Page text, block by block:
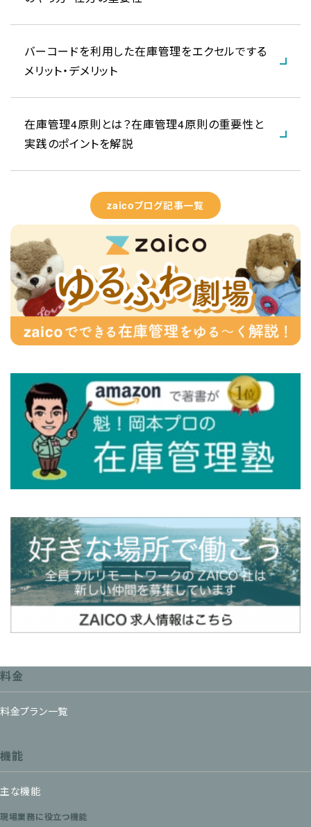
バーコードを利用した在庫管理をエクセルでする
メリット・デメリット
在庫管理4原則とは？在庫管理4原則の重要性と
実践のポイントを解説
zaicoブログ記事一覧
料金
料金プラン一覧
機能
主な機能
現場業務に役立つ機能